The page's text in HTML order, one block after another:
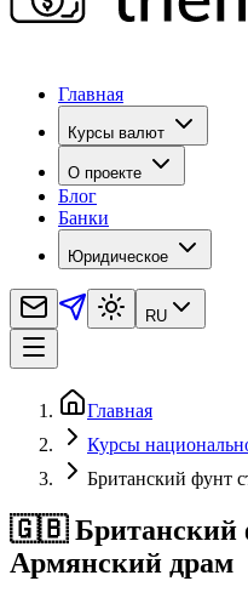
Главная
Курсы валют
О проекте
Блог
Банки
Юридическое
RU
Главная
Курсы
Британский фунт
🇬🇧 Британский
Армянский драм